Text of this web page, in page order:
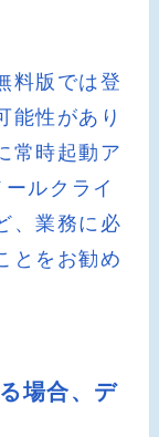
料版では登
能性があり
常時起動ア
ルクライ
、業務に必
とをお勧め
場合、デ